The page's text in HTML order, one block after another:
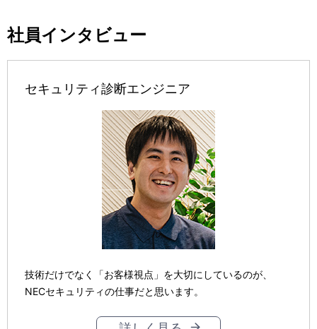
社員インタビュー
セキュリティ診断エンジニア
技術だけでなく「お客様視点」を大切にしているのが、
NECセキュリティの仕事だと思います。